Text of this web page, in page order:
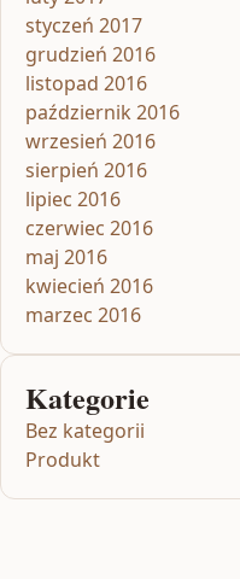
styczeń 2017
grudzień 2016
listopad 2016
październik 2016
wrzesień 2016
sierpień 2016
lipiec 2016
czerwiec 2016
maj 2016
kwiecień 2016
marzec 2016
Kategorie
Bez kategorii
Produkt